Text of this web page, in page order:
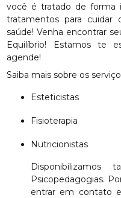
você é tratado de forma
tratamentos para cuidar
saúde! Venha encontrar
Equilíbrio! Estamos te
agende!
Saiba mais sobre os
Esteticistas
Fisioterapia
Nutricionistas
Disponibilizamos
Psicopedagogias.
entrar em contato